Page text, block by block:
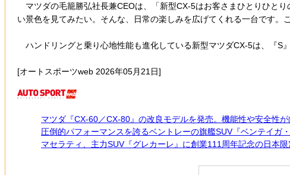
マツダの毛籠勝弘社長兼CEOは、「新型CX-5はお客さまひとりひと
い景色を見てみたい。そんな、日常の楽しみを広げてくれる一台です。
ハンドリングと乗り心地性能も進化している新型マツダCX-5は、『S
[オートスポーツweb 2026年05月21日]
マツダ『CX-60／CX-80』の改良モデルを発売。機能性や安全性
圧倒的パフォーマンスを誇るベントレーの旗艦SUV『ベンテイガ
マセラティ、主力SUV『グレカーレ』に創業111周年記念の日本